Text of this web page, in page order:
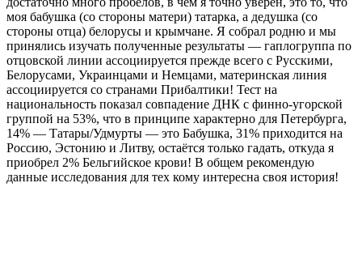
моя бабушка (со стороны матери) татарка, а дедушка (со
стороны отца) белорусы и крымчане. Я собрал родню и мы
принялись изучать полученные результаты — гаплогруппа по
отцовской линии ассоциируется прежде всего с Русскими,
Белорусами, Украинцами и Немцами, материнская линия
ассоциируется со странами Прибалтики! Тест на
национальность показал совпадение ДНК с финно-угорской
группой на 53%, что в принципе характерно для Петербурга,
14% — Татары/Удмурты — это Бабушка, 31% приходится на
Россию, Эстонию и Литву, остаётся только гадать, откуда я
приобрел 2% Бельгийское крови! В общем рекомендую
данные исследования для тех кому интересна своя история!